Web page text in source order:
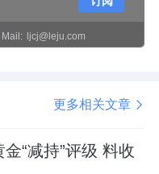
Mail: ljcj@leju.com
更多相关文章
“减持”评级 料收